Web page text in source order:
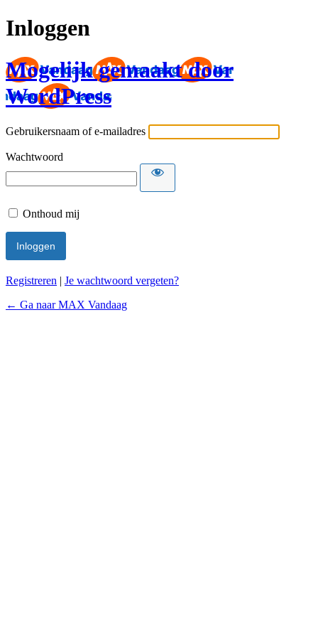
Inloggen
Mogelijk gemaakt door
WordPress
Gebruikersnaam of e-mailadres
Wachtwoord
Onthoud mij
Registreren | Je wachtwoord vergeten?
← Ga naar MAX Vandaag